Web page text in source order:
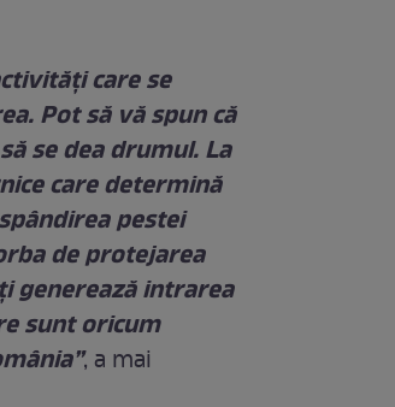
care se
Pot să vă spun că
se dea drumul. La
care determină
pestei
de protejarea
generează intrarea
sunt oricum
, a mai